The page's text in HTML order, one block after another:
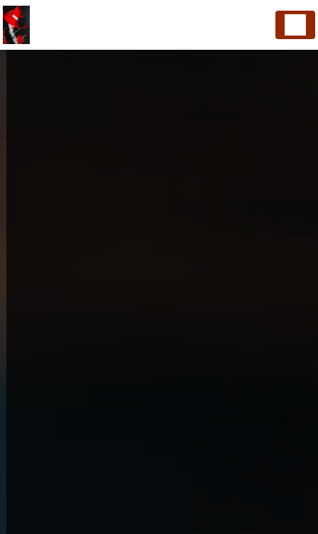
Panneau de gestion des cookies